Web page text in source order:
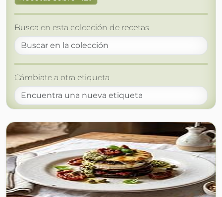
Busca en esta colección de recetas
Cámbiate a otra etiqueta